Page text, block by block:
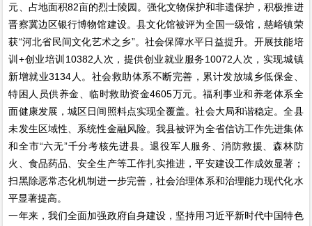
元、占地面积82亩的烈士陵园。强化文物保护和非遗保护，积极推进
晋察冀边区银行博物馆建设。县文化馆被评为全国一级馆，慈峪镇荣
获“河北省民间文化艺术之乡”。社会保障水平日益提升。开展技能培
训+创业培训10382人次，提供创业就业服务10072人次，实现城镇
新增就业3134人。社会救助体系不断完善，累计发放城乡低保金、
特困人员供养金、临时救助资金4605万元。福利事业和养老体系全
面健康发展，城区日间照料点实现全覆盖。社会大局和谐稳定。全县
未发生区域性、系统性金融风险。我县被评为全省信访工作先进集体
和全市“六无”千分考核先进县。退役军人服务、消防救援、森林防
火、食品药品、安全生产等工作扎实推进，平安建设工作成效显著；
扫黑除恶常态化机制进一步完善，社会治理体系和治理能力现代化水
平显著提高。
一年来，我们全面加强政府自身建设，坚持用习近平新时代中国特色